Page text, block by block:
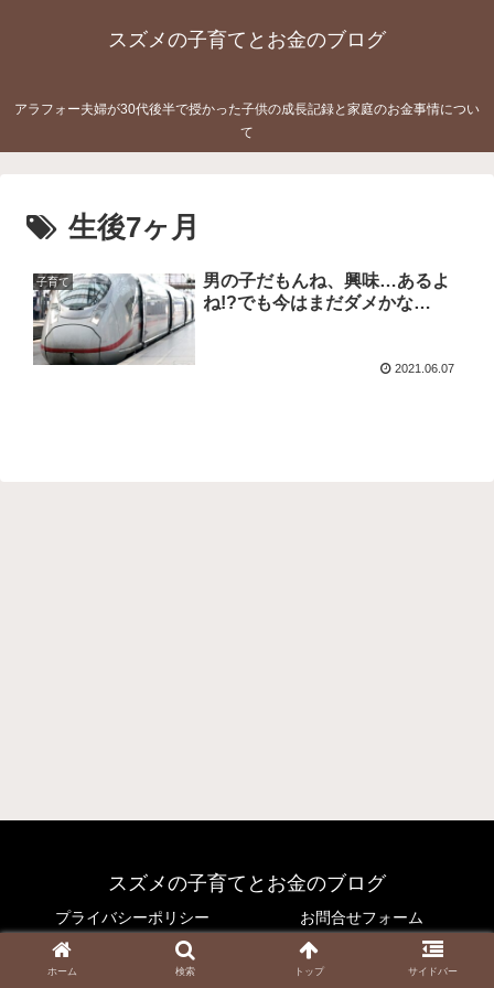
スズメの子育てとお金のブログ
アラフォー夫婦が30代後半で授かった子供の成長記録と家庭のお金事情につい
て
生後7ヶ月
子育て
男の子だもんね、興味…あるよ
ね!?でも今はまだダメかな…
2021.06.07
スズメの子育てとお金のブログ
プライバシーポリシー お問合せフォーム
© 2021 スズメの子育てとお金のブログ.
ホーム 検索 トップ サイドバー